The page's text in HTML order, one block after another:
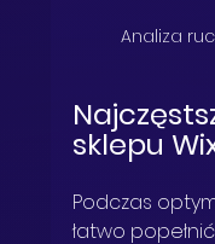
Analiza
sklepu
Podczas
łatwo